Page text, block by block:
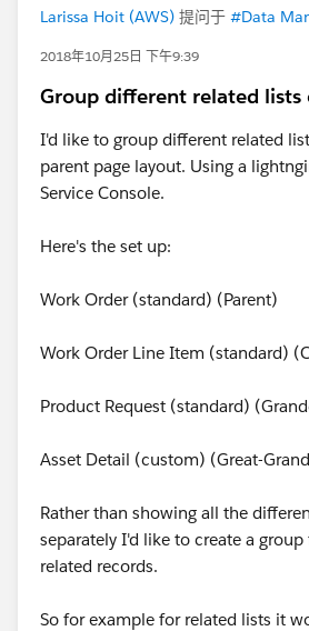
Larissa Hoit (AWS) 提问于 #Data
2018年10月25日 下午9:39
Group different related lists
I'd like to group different related
parent page layout. Using a
Service Console.
Here's the set up:
Work Order (standard) (Parent)
Work Order Line Item (standard)
Product Request (standard)
Asset Detail (custom) (Great-
Rather than showing all the
separately I'd like to create a
related records.
So for example for related lists it